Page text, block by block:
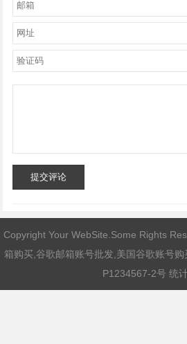
提交评论
Copyright Your WebSite.Some Rights
箱购买,谷歌邮箱账号批发,美国谷歌账号
P1234567-2号 统